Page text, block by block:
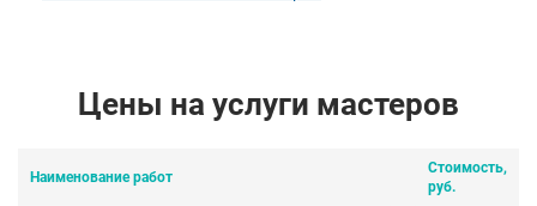
Цены на услуги мастеров
Наименование работ
Стоимость,
руб.